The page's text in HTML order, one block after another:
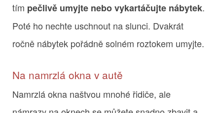
tím pečlivě umyjte nebo vykartáčujte nábytek.
Poté ho nechte uschnout na slunci. Dvakrát
ročně nábytek pořádně solném roztokem umyjte.
Na namrzlá okna v autě
Namrzlá okna naštvou mnohé řidiče, ale